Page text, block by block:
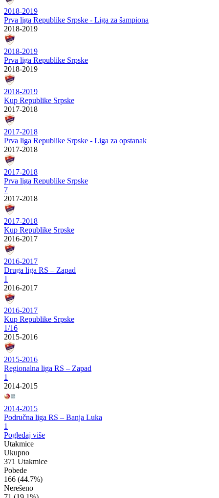
2018-2019
Prva liga Republike Srpske - Liga za šampiona
2018-2019
2018-2019
Prva liga Republike Srpske
2018-2019
2018-2019
Kup Republike Srpske
2017-2018
2017-2018
Prva liga Republike Srpske - Liga za opstanak
2017-2018
2017-2018
Prva liga Republike Srpske
7
2017-2018
2017-2018
Kup Republike Srpske
2016-2017
2016-2017
Druga liga RS – Zapad
1
2016-2017
2016-2017
Kup Republike Srpske
1/16
2015-2016
2015-2016
Regionalna liga RS – Zapad
1
2014-2015
2014-2015
Područna liga RS – Banja Luka
1
Pogledaj više
Utakmice
Ukupno
371 Utakmice
Pobede
166 (44.7%)
Nerešeno